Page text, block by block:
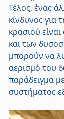
Τέλος, ένας
κίνδυνος για
κρασιού
και των
μπορούν να
αερισμό του
παράδειγμα
συστήματος